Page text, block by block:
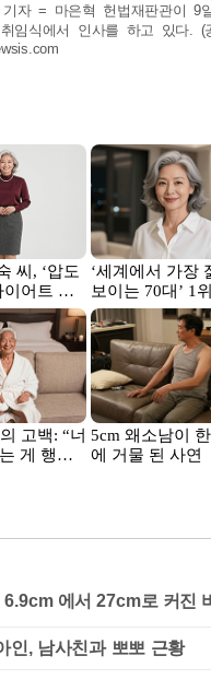
자 = 마은혁 헌법재판관이 9
임식에서 인사를 하고 있다. (
인, 남사친과 뽀뽀 근황